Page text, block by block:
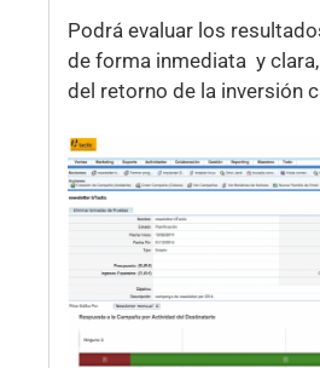
Podrá evaluar los
de forma inmediata y
del retorno de la inversión